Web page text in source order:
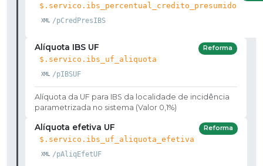
$.servico.ibs_percentual_credito_presumido
/pCredPresIBS
Alíquota IBS UF
$.servico.ibs_uf_aliquota
/pIBSUF
Reforma
Alíquota da UF para IBS da localidade de incidência
parametrizada no sistema (Valor 0,1%)
Alíquota efetiva UF
$.servico.ibs_uf_aliquota_efetiva
/pAliqEfetUF
Reforma